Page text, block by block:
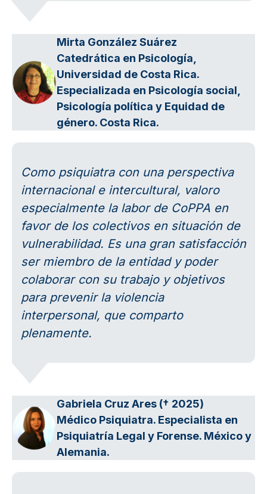
Mirta González Suárez
Catedrática en Psicología,
Universidad de Costa Rica.
Especializada en Psicología social,
Psicología política y Equidad de
género. Costa Rica.
Como psiquiatra con una perspectiva
internacional e intercultural, valoro
especialmente la labor de CoPPA en
favor de los colectivos en situación de
vulnerabilidad. Es una gran satisfacción
ser miembro de la entidad y poder
colaborar con su trabajo y objetivos
para prevenir la violencia
interpersonal, que comparto
plenamente.
Gabriela Cruz Ares († 2025)
Médico Psiquiatra. Especialista en
Psiquiatría Legal y Forense. México y
Alemania.